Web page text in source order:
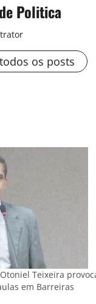
Politica
os posts
Teixeira
em Barreiras